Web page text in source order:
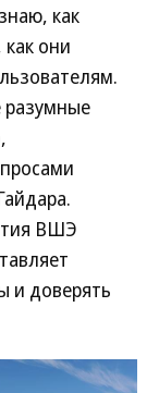
как
они
разумные
ВШЭ
и доверять